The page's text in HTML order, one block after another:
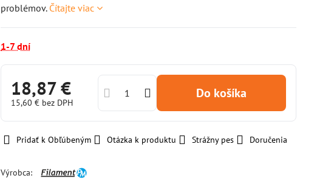
problémov. Čítajte viac
1-7 dní
18,87 €
15,60 € bez DPH
Do košíka
Pridať k Obľúbeným Otázka k produktu Strážny pes Doručenia
Výrobca: